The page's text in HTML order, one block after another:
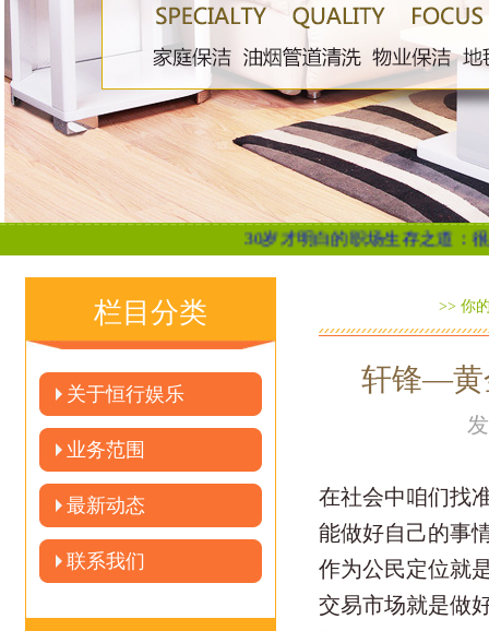
30岁才明白的职场生存之道：很脏，但很
栏目分类
关于恒行娱乐
业务范围
最新动态
联系我们
>> 你
轩锋—黄
在社会中咱们找
能做好自己的事
作为公民定位就
交易市场就是做